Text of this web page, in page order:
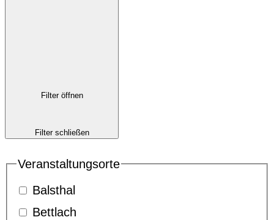
Filter öffnen
Filter schließen
Veranstaltungsorte
Balsthal
Bettlach